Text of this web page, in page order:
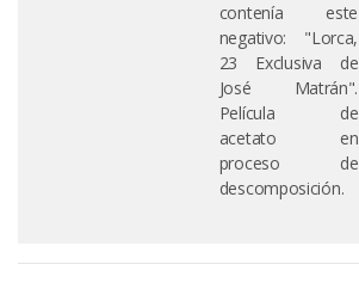
contenía este
negativo: "Lorca,
23 Exclusiva de
José Matrán".
Película de
acetato en
proceso de
descomposición.